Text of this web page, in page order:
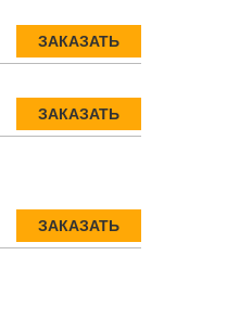
ЗАКАЗАТЬ
ЗАКАЗАТЬ
ЗАКАЗАТЬ